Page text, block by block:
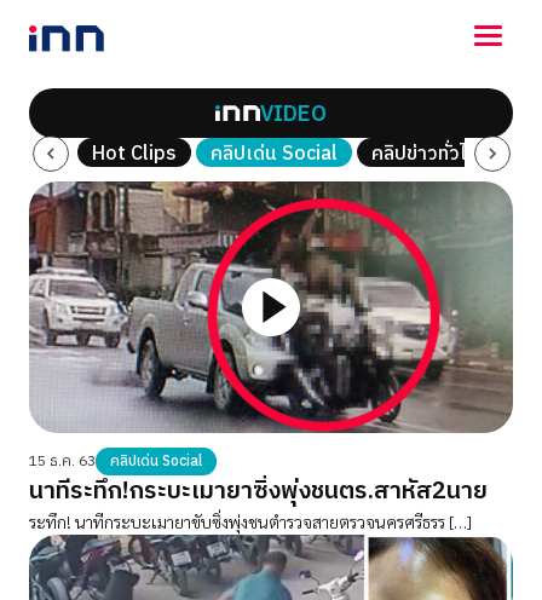
NEWS
ENTERTAINMENT
LIFESTYLE
HOROSCOPE
LOTTERY
VIDEO
ร่วมด้วยช่วยกัน
VIDEO
เศษ Hot Clips คลิปเด่น Social คลิปข่าวทั่วไป
15 ธ.ค. 63 คลิปเด่น Social
นาทีระทึก!กระบะเมายาซิ่งพุ่งชนตร.สาหัส2นาย
ระทึก! นาทีกระบะเมายาขับซิ่งพุ่งชนตำรวจสายตรวจนครศรีธรร […]